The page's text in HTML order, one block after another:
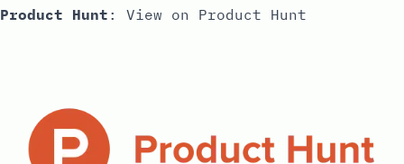
Product Hunt : View on Product Hunt